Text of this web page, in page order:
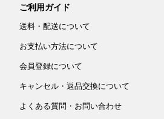
ご利用ガイド
送料・配送について
お支払い方法について
会員登録について
キャンセル・返品交換について
よくある質問・お問い合わせ